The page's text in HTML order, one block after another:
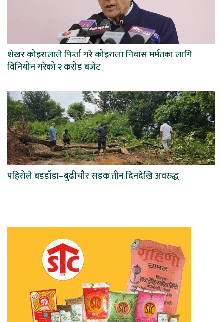
शेखर कोइरालाले फिर्ता गरे कोइराला निवास मर्मतका लागि
विनियोन गरेको २ करोड बजेट
पहिरोले बडडाँडा–बुढीचौर सडक तीन दिनदेखि अवरुद्ध